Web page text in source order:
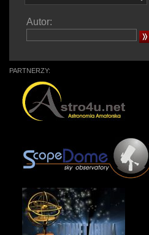
Autor:
PARTNERZY: